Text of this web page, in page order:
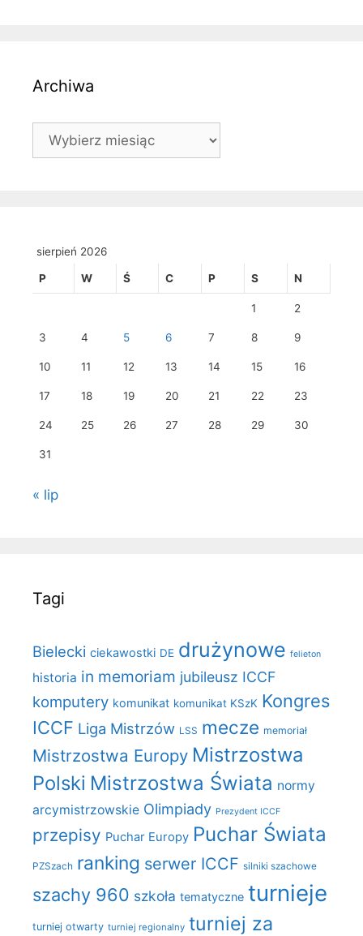
Archiwa
Archiwa
sierpień 2026
P W Ś C P S N
1 2
3 4 5 6 7 8 9
10 11 12 13 14 15 16
17 18 19 20 21 22 23
24 25 26 27 28 29 30
31
« lip
Tagi
Bielecki ciekawostki DE drużynowe felieton
historia in memoriam jubileusz ICCF
komputery komunikat komunikat KSzK Kongres
ICCF Liga Mistrzów LSS mecze memoriał
Mistrzostwa Europy Mistrzostwa
Polski Mistrzostwa Świata normy
arcymistrzowskie Olimpiady Prezydent ICCF
przepisy Puchar Europy Puchar Świata
PZSzach ranking serwer ICCF silniki szachowe
szachy 960 szkoła tematyczne turnieje
turniej otwarty turniej regionalny turniej za